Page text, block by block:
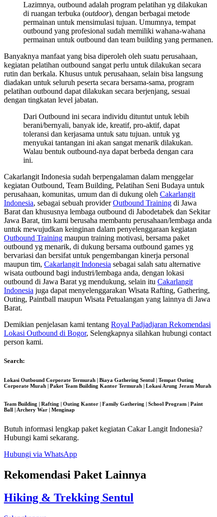
Lazimnya, outbound adalah program pelatihan yg dilakukan
di ruangan terbuka (outdoor), dengan berbagai metode
permainan untuk mensimulasi tujuan. Umumnya, tempat
outbound yang profesional sudah memiliki wahana-wahana
permainan untuk outbound dan team building yang permanen.
Banyaknya manfaat yang bisa diperoleh oleh suatu perusahaan,
kegiatan pelatihan outbound sangat perlu untuk dilakukan secara
rutin dan berkala. Khusus untuk perusahaan, selain bisa langsung
diadakan untuk seluruh peserta secara bersama-sama, program
pelatihan outbound dapat dilakukan secara berjenjang, sesuai
dengan tingkatan level jabatan.
Dari Outbound ini secara individu dituntut untuk lebih
berani/bernyali, banyak ide, kreatif, pro-aktif, dapat
toleransi dan kerjasama untuk satu tujuan. untuk yg
menyukai tantangan ini akan sangat menarik dilakukan.
Walau bentuk outbound-nya dapat berbeda dengan cara
ini.
Cakarlangit Indonesia sudah berpengalaman dalam menggelar
kegiatan Outbound, Team Building, Pelatihan Seni Budaya untuk
perusahaan, komunitas, umum dan di dukung oleh Cakarlangit
Indonesia, sebagai sebuah providerOutbound Training di Jawa
Barat dan khususnya lembaga outbound di Jabodetabek dan Sekitar
Jawa Barat, tim kami berusaha membantu perusahaan/lembaga anda
untuk mewujudkan keinginan dalam penyelenggaraan kegiatan
Outbound Training maupun training motivasi, bersama paket
outbound yg menarik, di dukung bersama outbound games yg
bervariasi dan bersifat untuk pengembangan kinerja personal
maupun tim, Cakarlangit Indonesia sebagai salah satu alternative
wisata outbound bagi industri/lembaga anda, dengan lokasi
outbound di Jawa Barat yg mendukung, selain itu Cakarlangit
Indonesia juga dapat menyelenggarakan Wisata Rafting, Gathering,
Outing, Paintball maupun Wisata Petualangan yang lainnya di Jawa
Barat.
Demikian penjelasan kami tentang Royal Padjadjaran Rekomendasi
Lokasi Outbound di Bogor, Selengkapnya silahkan hubungi contact
person kami.
Search:
Lokasi Outbound Corporate Termurah | Biaya Gathering Sentul | Tempat Outing
Corporate Murah | Paket Team Building Kantor Termurah | Lokasi Arung Jeram Murah
Team Building | Rafting | Outing Kantor | Family Gathering | School Program | Paint
Ball | Archery War | Menginap
Butuh informasi lengkap paket kegiatan Cakar Langit Indonesia?
Hubungi kami sekarang.
Hubungi via WhatsApp
Rekomendasi Paket Lainnya
Hiking & Trekking Sentul